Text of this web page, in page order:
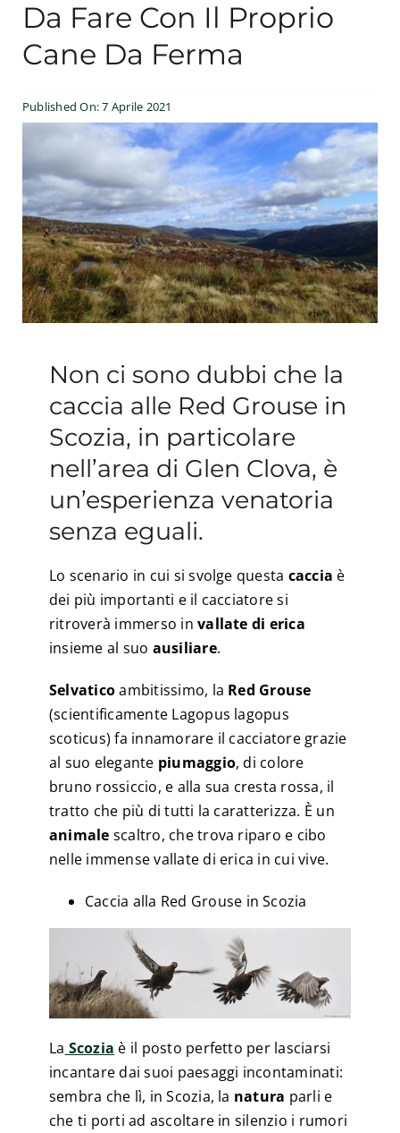
Esperienze
Preventivo online
Da Fare Con Il Proprio
Cane Da Ferma
Published On: 7 Aprile 2021
Non ci sono dubbi che la
caccia alle Red Grouse in
Scozia, in particolare
nell’area di Glen Clova, è
un’esperienza venatoria
senza eguali.
Lo scenario in cui si svolge questa caccia è
dei più importanti e il cacciatore si
ritroverà immerso invallate di erica
insieme al suo ausiliare.
Selvaticoambitissimo, la Red Grouse
(scientificamente Lagopus lagopus
scoticus) fa innamorare il cacciatore grazie
al suo elegante piumaggio, di colore
bruno rossiccio, e alla sua cresta rossa, il
tratto che più di tutti la caratterizza. È un
animale scaltro, che trova riparo e cibo
nelle immense vallate di erica in cui vive.
Caccia alla Red Grouse in Scozia
La Scozia è il posto perfetto per lasciarsi
incantare dai suoi paesaggi incontaminati:
sembra che lì, in Scozia, la natura parli e
che ti porti ad ascoltare in silenzio i rumori